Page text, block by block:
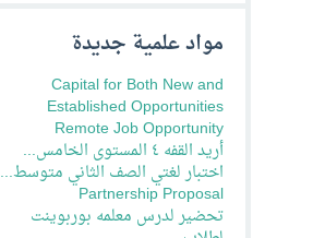
مواد علمية جديدة
Capital for Both New and
Established Opportunities
Remote Job Opportunity
أريد القفه ٤ المستوى الخامس...
اختبار لغتي الصف الثاني متوسط...
Partnership Proposal
تحضير لدرس معلمه بوربوينت